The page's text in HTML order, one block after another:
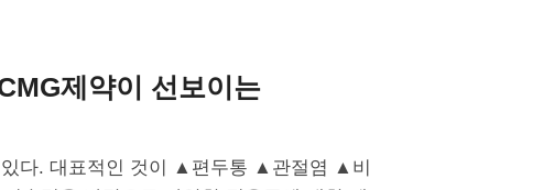
제약이 선보이는
있다. 대표적인 것이 ▲편두통 ▲관절염 ▲비